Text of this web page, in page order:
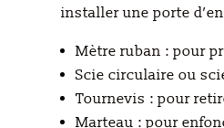
installer une porte
Mètre ruban : pour
Scie circulaire ou
Tournevis : pour
Marteau : pour